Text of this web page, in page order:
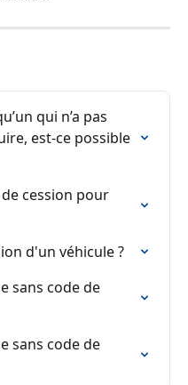
qui n’a pas
est-ce possible
cession pour
d'un véhicule ?
sans code de
sans code de